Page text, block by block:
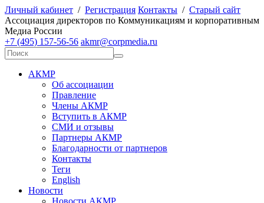
Личный кабинет / Регистрация Контакты / Старый сайт
Ассоциация директоров по Коммуникациям и корпоративным
Медиа России
+7 (495) 157-56-56 akmr@corpmedia.ru
АКМР
Об ассоциации
Правление
Члены АКМР
Вступить в АКМР
СМИ и отзывы
Партнеры АКМР
Благодарности от партнеров
Контакты
Теги
English
Новости
Новости АКМР